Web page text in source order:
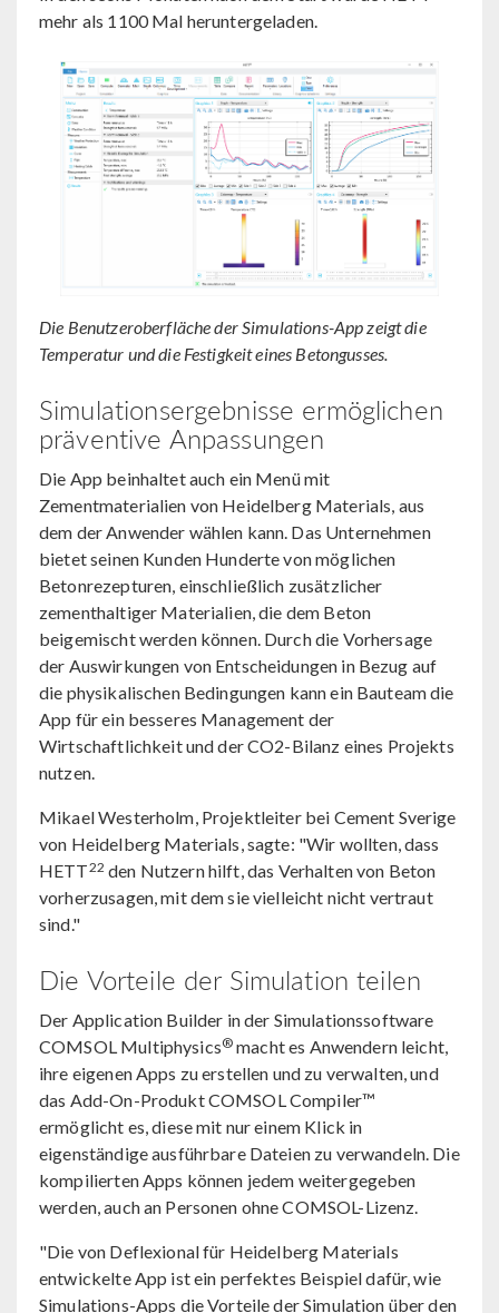
mehr als 1100 Mal heruntergeladen.
Die Benutzeroberfläche der Simulations-App zeigt die
Temperatur und die Festigkeit eines Betongusses.
Simulationsergebnisse ermöglichen
präventive Anpassungen
Die App beinhaltet auch ein Menü mit
Zementmaterialien von Heidelberg Materials, aus
dem der Anwender wählen kann. Das Unternehmen
bietet seinen Kunden Hunderte von möglichen
Betonrezepturen, einschließlich zusätzlicher
zementhaltiger Materialien, die dem Beton
beigemischt werden können. Durch die Vorhersage
der Auswirkungen von Entscheidungen in Bezug auf
die physikalischen Bedingungen kann ein Bauteam die
App für ein besseres Management der
Wirtschaftlichkeit und der CO2-Bilanz eines Projekts
nutzen.
Mikael Westerholm, Projektleiter bei Cement Sverige
von Heidelberg Materials, sagte: "Wir wollten, dass
HETT22 den Nutzern hilft, das Verhalten von Beton
vorherzusagen, mit dem sie vielleicht nicht vertraut
sind."
Die Vorteile der Simulation teilen
Der Application Builder in der Simulationssoftware
COMSOL Multiphysics® macht es Anwendern leicht,
ihre eigenen Apps zu erstellen und zu verwalten, und
das Add-On-Produkt COMSOL Compiler™
ermöglicht es, diese mit nur einem Klick in
eigenständige ausführbare Dateien zu verwandeln. Die
kompilierten Apps können jedem weitergegeben
werden, auch an Personen ohne COMSOL-Lizenz.
"Die von Deflexional für Heidelberg Materials
entwickelte App ist ein perfektes Beispiel dafür, wie
Simulations-Apps die Vorteile der Simulation über den